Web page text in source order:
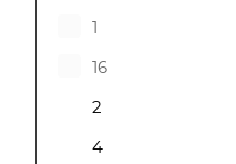
1
16
2
4